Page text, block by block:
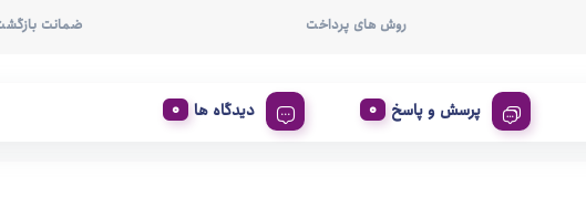
روش های پرداخت ضمانت
پرسش و پاسخ دیدگاه ها